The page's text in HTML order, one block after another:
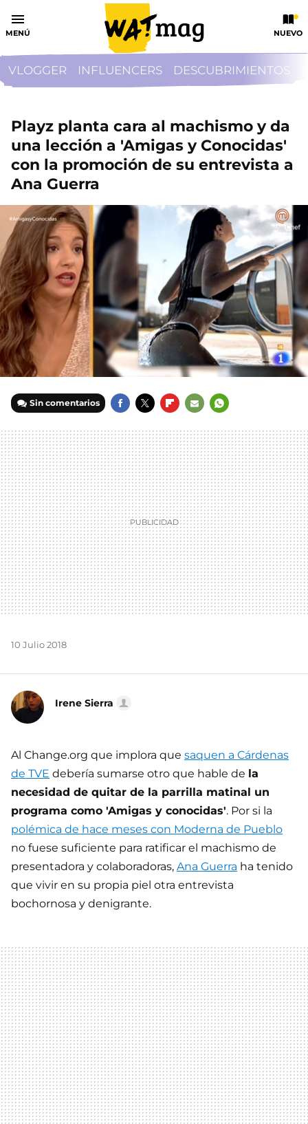
MENÚ NUEVO
VLOGGER INFLUENCERS DESCUBRIMIENTOS
Playz planta cara al machismo y da
una lección a 'Amigas y Conocidas'
con la promoción de su entrevista a
Ana Guerra
Sin comentarios
MAIL
10 Julio 2018
Irene Sierra
Al Change.org que implora que saquen a Cárdenas
de TVE debería sumarse otro que hable de la
necesidad de quitar de la parrilla matinal un
programa como 'Amigas y conocidas'. Por si la
polémica de hace meses con Moderna de Pueblo
no fuese suficiente para ratificar el machismo de
presentadora y colaboradoras, Ana Guerra ha tenido
que vivir en su propia piel otra entrevista
bochornosa y denigrante.